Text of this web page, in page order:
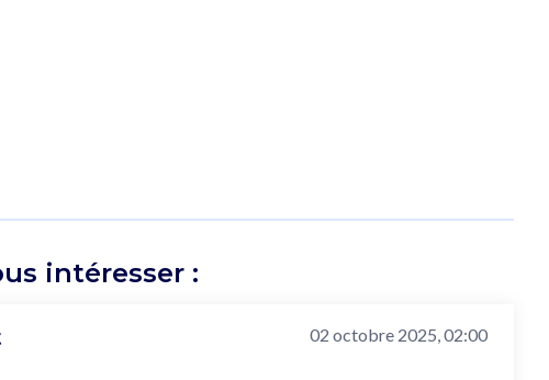
intéresser :
02 octobre 2025, 02:00